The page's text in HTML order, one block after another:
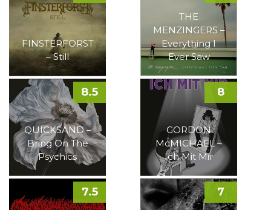
FINSTERFORST
– Still
THE
MENZINGERS –
Everything I
Ever Saw
QUICKSAND –
Bring On The
Psychics
8.5
GORDON
McMICHAEL –
Ich Mit Mir
8
7.5 7